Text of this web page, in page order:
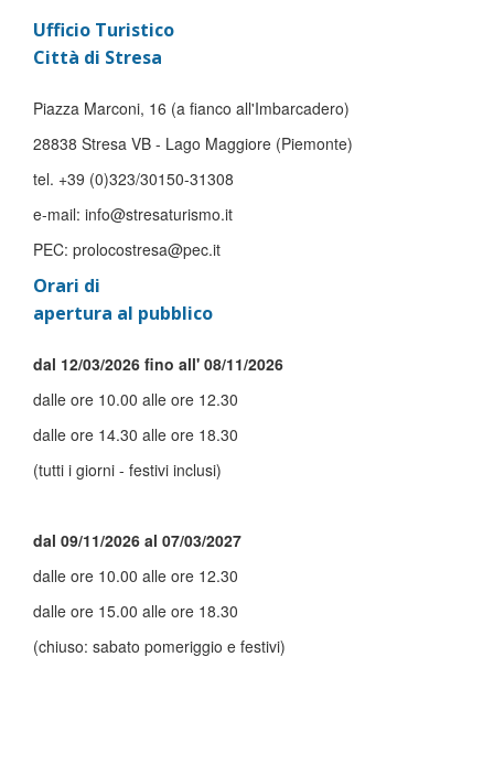
Ufficio Turistico
Città di Stresa
Piazza Marconi, 16 (a fianco all'Imbarcadero)
28838 Stresa VB - Lago Maggiore (Piemonte)
tel. +39 (0)323/30150-31308
e-mail: info@stresaturismo.it
PEC: prolocostresa@pec.it
Orari di
apertura al pubblico
dal 12/03/2026 fino all' 08/11/2026
dalle ore 10.00 alle ore 12.30
dalle ore 14.30 alle ore 18.30
(tutti i giorni - festivi inclusi)
dal 09/11/2026 al 07/03/2027
dalle ore 10.00 alle ore 12.30
dalle ore 15.00 alle ore 18.30
(chiuso: sabato pomeriggio e festivi)